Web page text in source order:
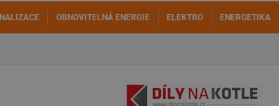
OBNOVITELNÁ ENERGIE ELEKTRO ENERGETIKA